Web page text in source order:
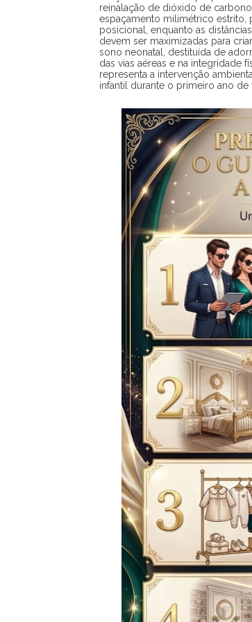
reinalação de dióxido de
espaçamento milimétrico estrito,
posicional, enquanto as
devem ser maximizadas para
sono neonatal, destituída de
das vias aéreas e na integridade
representa a intervenção
infantil durante o primeiro ano de